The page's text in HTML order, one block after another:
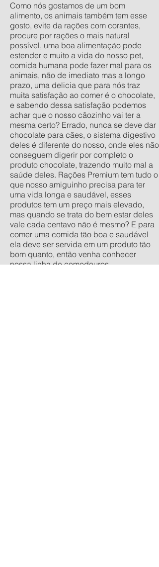
Como nós gostamos de um bom
alimento, os animais também tem esse
gosto, evite da rações com corantes,
procure por rações o mais natural
possível, uma boa alimentação pode
estender e muito a vida do nosso pet,
comida humana pode fazer mal para os
animais, não de imediato mas a longo
prazo, uma delicia que para nós traz
muita satisfação ao comer é o chocolate,
e sabendo dessa satisfação podemos
achar que o nosso cãozinho vai ter a
mesma certo? Errado, nunca se deve dar
chocolate para cães, o sistema digestivo
deles é diferente do nosso, onde eles não
conseguem digerir por completo o
produto chocolate, trazendo muito mal a
saúde deles. Rações Premium tem tudo o
que nosso amiguinho precisa para ter
uma vida longa e saudável, esses
produtos tem um preço mais elevado,
mas quando se trata do bem estar deles
vale cada centavo não é mesmo? E para
comer uma comida tão boa e saudável
ela deve ser servida em um produto tão
bom quanto, então venha conhecer
nossa linha de comedouros